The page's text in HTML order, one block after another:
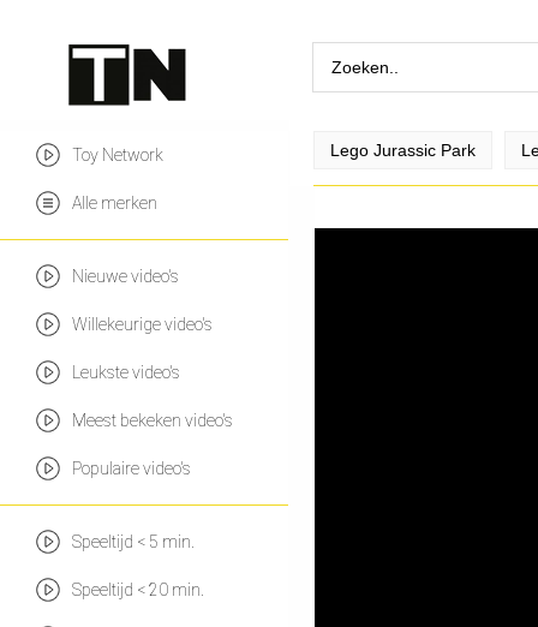
Toy Network
Alle merken
Nieuwe video's
Willekeurige video's
Leukste video's
Meest bekeken video's
Populaire video's
Speeltijd < 5 min.
Speeltijd < 20 min.
Lego Jurassic Park